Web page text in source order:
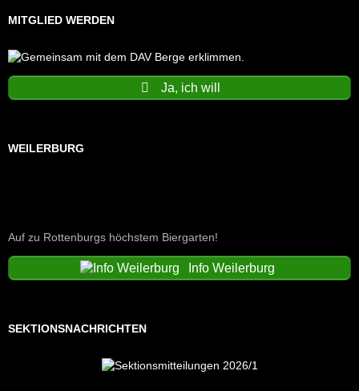
MITGLIED WERDEN
Ja, ich will
WEILERBURG
Auf zu Rottenburgs höchstem Biergarten!
Info Weilerburg
SEKTIONSNACHRICHTEN